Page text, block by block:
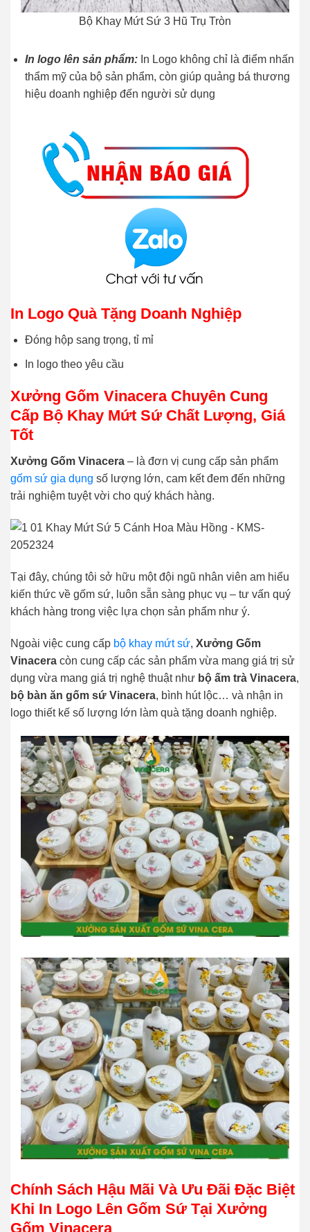
Bộ Khay Mứt Sứ 3 Hũ Trụ Tròn
In logo lên sản phẩm:In Logo không chỉ là điểm nhấn
thẩm mỹ của bộ sản phẩm, còn giúp quảng bá thương
hiệu doanh nghiệp đến người sử dụng
In Logo Quà Tặng Doanh Nghiệp
Đóng hộp sang trọng, tỉ mỉ
In logo theo yêu cầu
Xưởng Gốm Vinacera Chuyên Cung
Cấp Bộ Khay Mứt Sứ Chất Lượng, Giá
Tốt
Xưởng Gốm Vinacera – là đơn vị cung cấp sản phẩm
gốm sứ gia dụng số lượng lớn, cam kết đem đến những
trải nghiệm tuyệt vời cho quý khách hàng.
Tại đây, chúng tôi sở hữu một đội ngũ nhân viên am hiểu
kiến thức về gốm sứ, luôn sẵn sàng phục vụ – tư vấn quý
khách hàng trong việc lựa chọn sản phẩm như ý.
Ngoài việc cung cấp bộ khay mứt sứ, Xưởng Gốm
Vinacera còn cung cấp các sản phẩm vừa mang giá trị sử
dụng vừa mang giá trị nghệ thuật như bộ ấm trà Vinacera,
bộ bàn ăn gốm sứ Vinacera, bình hút lộc… và nhận in
logo thiết kế số lượng lớn làm quà tặng doanh nghiệp.
Chính Sách Hậu Mãi Và Ưu Đãi Đặc Biệt
Khi In Logo Lên Gốm Sứ Tại Xưởng
Gốm Vinacera